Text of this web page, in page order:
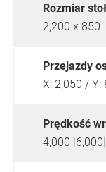
Rozmiar
2,200 x 850
Przejazdy
X: 2,050 / Y:
Prędkość
4,000